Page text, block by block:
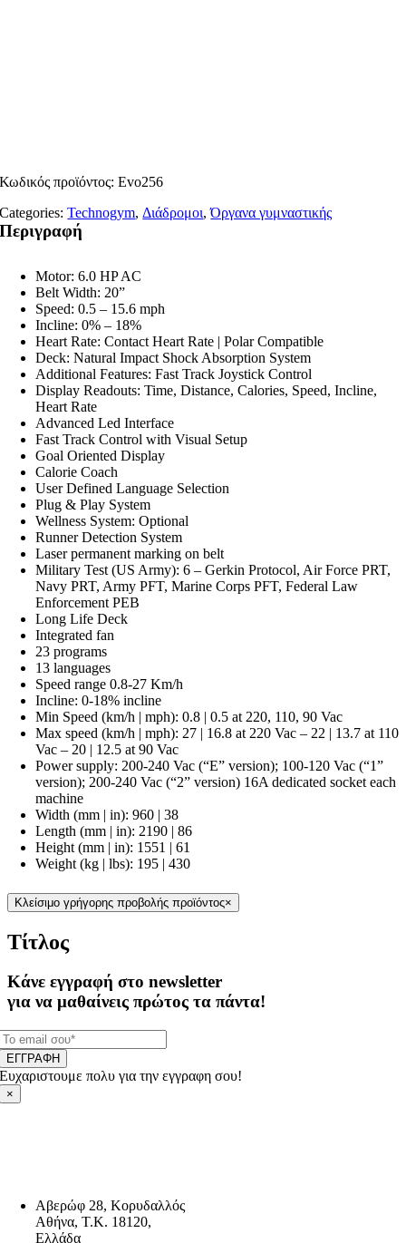
Κωδικός προϊόντος:Evo256
Categories:Technogym,Διάδρομοι,Όργανα γυμναστικής
Περιγραφή
Motor: 6.0 HP AC
Belt Width: 20”
Speed: 0.5 – 15.6 mph
Incline: 0% – 18%
Heart Rate: Contact Heart Rate | Polar Compatible
Deck: Natural Impact Shock Absorption System
Additional Features: Fast Track Joystick Control
Display Readouts: Time, Distance, Calories, Speed, Incline,
Heart Rate
Advanced Led Interface
Fast Track Control with Visual Setup
Goal Oriented Display
Calorie Coach
User Defined Language Selection
Plug & Play System
Wellness System: Optional
Runner Detection System
Laser permanent marking on belt
Military Test (US Army): 6 – Gerkin Protocol, Air Force PRT,
Navy PRT, Army PFT, Marine Corps PFT, Federal Law
Enforcement PEB
Long Life Deck
Integrated fan
23 programs
13 languages
Speed range 0.8-27 Km/h
Incline: 0-18% incline
Min Speed (km/h | mph): 0.8 | 0.5 at 220, 110, 90 Vac
Max speed (km/h | mph): 27 | 16.8 at 220 Vac – 22 | 13.7 at 110
Vac – 20 | 12.5 at 90 Vac
Power supply: 200-240 Vac (“E” version); 100-120 Vac (“1”
version); 200-240 Vac (“2” version) 16A dedicated socket each
machine
Width (mm | in): 960 | 38
Length (mm | in): 2190 | 86
Height (mm | in): 1551 | 61
Weight (kg | lbs): 195 | 430
Κλείσιμο γρήγορης προβολής προϊόντος×
Τίτλος
Κάνε εγγραφή στο newsletter
για να μαθαίνεις πρώτος τα πάντα!
ΕΓΓΡΑΦΗ
Ευχαριστουμε πολυ για την εγγραφη σου!
×
Αβερώφ 28, Κορυδαλλός
Αθήνα, Τ.Κ. 18120,
Ελλάδα